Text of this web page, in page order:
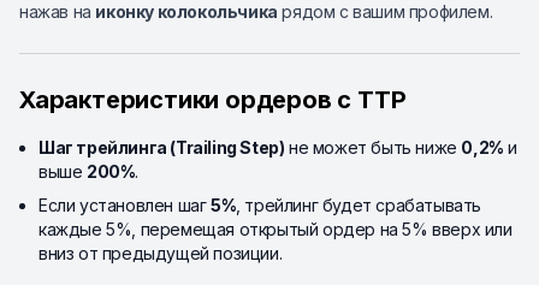
нажав на иконку колокольчика рядом с вашим профилем.
Характеристики ордеров с TTP
Шаг трейлинга (Trailing Step) не может быть ниже 0,2% и
выше 200%.
Если установлен шаг5%, трейлинг будет срабатывать
каждые 5%, перемещая открытый ордер на 5% вверх или
вниз от предыдущей позиции.